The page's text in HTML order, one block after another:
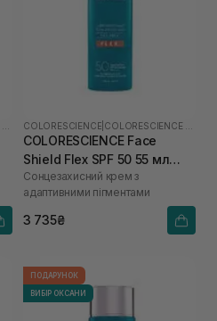
COLORESCIENCE
COLORESCIENCE Face
Shield Flex SPF 50 55 мл
(Medium)
Сонцезахисний крем з
адаптивними пігментами
3 735₴
ПОДАРУНОК
ВИБІР ОКСАНИ